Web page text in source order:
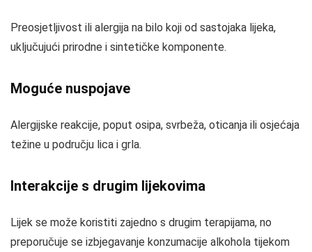
Preosjetljivost ili alergija na bilo koji od sastojaka lijeka,
uključujući prirodne i sintetičke komponente.
Moguće nuspojave
Alergijske reakcije, poput osipa, svrbeža, oticanja ili osjećaja
težine u području lica i grla.
Interakcije s drugim lijekovima
Lijek se može koristiti zajedno s drugim terapijama, no
preporučuje se izbjegavanje konzumacije alkohola tijekom